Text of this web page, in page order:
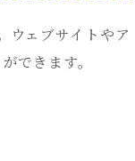
ウェブサイトやア
できます。